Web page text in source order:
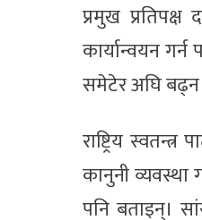
प्रमुख
कार्यान्वयन
समेटेर अघि
राष्ट्रिय
कानुनी व्यवस्था
पनि बताइन्।